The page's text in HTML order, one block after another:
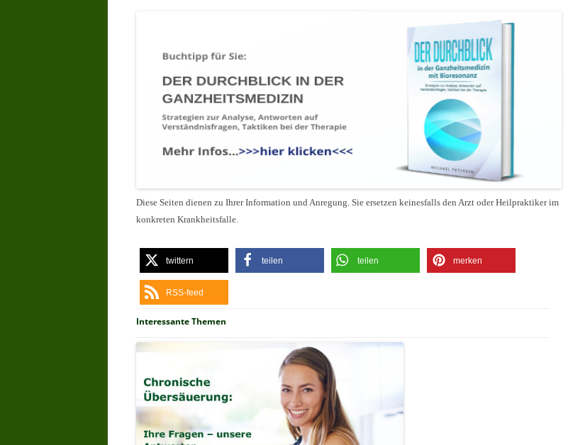
Diese Seiten dienen zu Ihrer Information und Anregung. Sie ersetzen keinesfalls den Arzt oder Heilpraktiker im
konkreten Krankheitsfalle.
twittern teilen teilen merken
RSS-feed
Interessante Themen